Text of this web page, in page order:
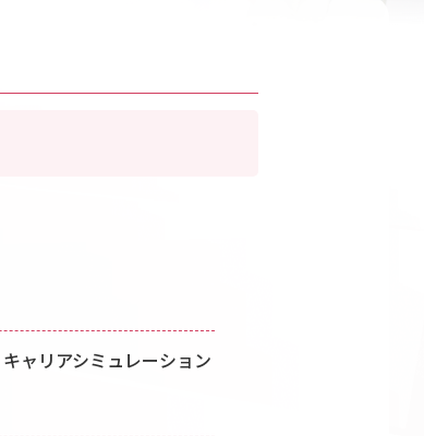
ャリアシミュレーション